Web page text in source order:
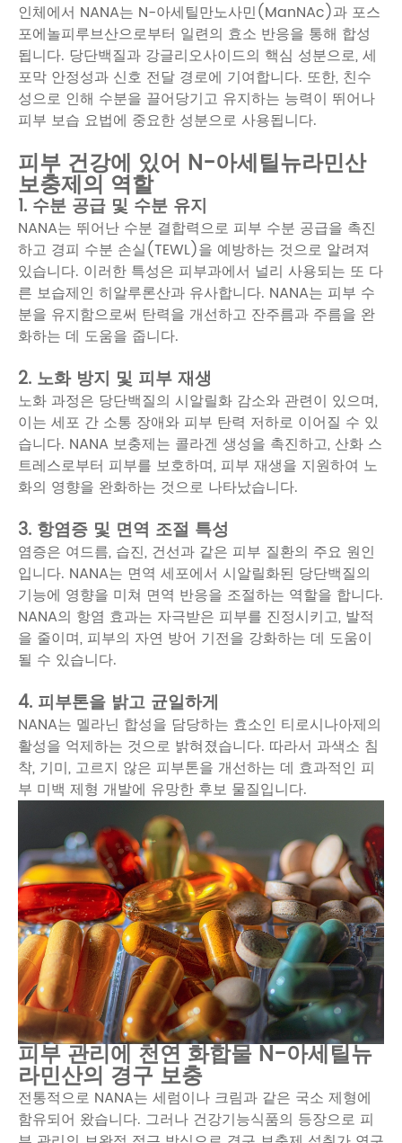
인체에서 NANA는 N-아세틸만노사민(ManNAc)과 포스
포에놀피루브산으로부터 일련의 효소 반응을 통해 합성
됩니다. 당단백질과 강글리오사이드의 핵심 성분으로, 세
포막 안정성과 신호 전달 경로에 기여합니다. 또한, 친수
성으로 인해 수분을 끌어당기고 유지하는 능력이 뛰어나
피부 보습 요법에 중요한 성분으로 사용됩니다.
피부 건강에 있어 N-아세틸뉴라민산
보충제의 역할
1. 수분 공급 및 수분 유지
NANA는 뛰어난 수분 결합력으로 피부 수분 공급을 촉진
하고 경피 수분 손실(TEWL)을 예방하는 것으로 알려져
있습니다. 이러한 특성은 피부과에서 널리 사용되는 또 다
른 보습제인 히알루론산과 유사합니다. NANA는 피부 수
분을 유지함으로써 탄력을 개선하고 잔주름과 주름을 완
화하는 데 도움을 줍니다.
2. 노화 방지 및 피부 재생
노화 과정은 당단백질의 시알릴화 감소와 관련이 있으며,
이는 세포 간 소통 장애와 피부 탄력 저하로 이어질 수 있
습니다. NANA 보충제는 콜라겐 생성을 촉진하고, 산화 스
트레스로부터 피부를 보호하며, 피부 재생을 지원하여 노
화의 영향을 완화하는 것으로 나타났습니다.
3. 항염증 및 면역 조절 특성
염증은 여드름, 습진, 건선과 같은 피부 질환의 주요 원인
입니다. NANA는 면역 세포에서 시알릴화된 당단백질의
기능에 영향을 미쳐 면역 반응을 조절하는 역할을 합니다.
NANA의 항염 효과는 자극받은 피부를 진정시키고, 발적
을 줄이며, 피부의 자연 방어 기전을 강화하는 데 도움이
될 수 있습니다.
4. 피부톤을 밝고 균일하게
NANA는 멜라닌 합성을 담당하는 효소인 티로시나아제의
활성을 억제하는 것으로 밝혀졌습니다. 따라서 과색소 침
착, 기미, 고르지 않은 피부톤을 개선하는 데 효과적인 피
부 미백 제형 개발에 유망한 후보 물질입니다.
피부 관리에 천연 화합물 N-아세틸뉴
라민산의 경구 보충
전통적으로 NANA는 세럼이나 크림과 같은 국소 제형에
함유되어 왔습니다. 그러나 건강기능식품의 등장으로 피